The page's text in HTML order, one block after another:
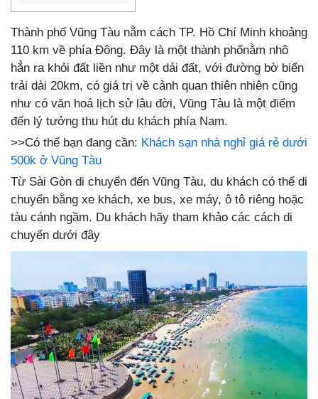
Thành phố Vũng Tàu nằm cách TP. Hồ Chí Minh khoảng
110 km về phía Đông. Đây là một thành phốnằm nhô
hẳn ra khỏi đất liền như một dải đất, với đường bờ biển
trải dài 20km, có giá trị về cảnh quan thiên nhiên cũng
như có văn hoá lịch sử lâu đời, Vũng Tàu là một điểm
đến lý tưởng thu hút du khách phía Nam.
>>Có thể bạn đang cần: Khách sạn nhà nghỉ giá rẻ dưới
500k ở Vũng Tàu
Từ Sài Gòn di chuyển đến Vũng Tàu, du khách có thể di
chuyển bằng xe khách, xe bus, xe máy, ô tô riêng hoặc
tàu cánh ngầm. Du khách hãy tham khảo các cách di
chuyển dưới đây